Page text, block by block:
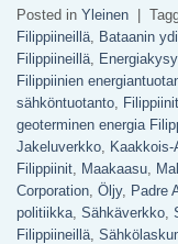
Posted in Yleinen
Filippiineillä, Bataanin
Filippiineillä,
Filippiinien
sähköntuotanto, Filippiinit
geoterminen energia
Jakeluverkko, Kaakkois-
Filippiinit, Maakaasu,
Corporation, Öljy, Padre
politiikka, Sähkäverkko,
Filippiineillä,